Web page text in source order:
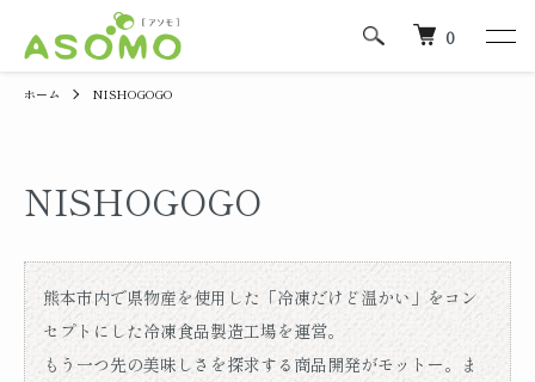
0
ホーム NISHOGOGO
NISHOGOGO
熊本市内で県物産を使用した「冷凍だけど温かい」をコン
セプトにした冷凍食品製造工場を運営。
もう一つ先の美味しさを探求する商品開発がモットー。ま